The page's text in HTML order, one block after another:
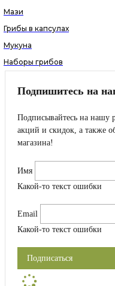
Мази
Грибы в капсулах
Мукуна
Наборы грибов
Подпишитесь на
Подписывайтесь на нашу
акций и скидок, а также
магазина!
Имя
Какой-то текст ошибки
Email
Какой-то текст ошибки
Подписаться